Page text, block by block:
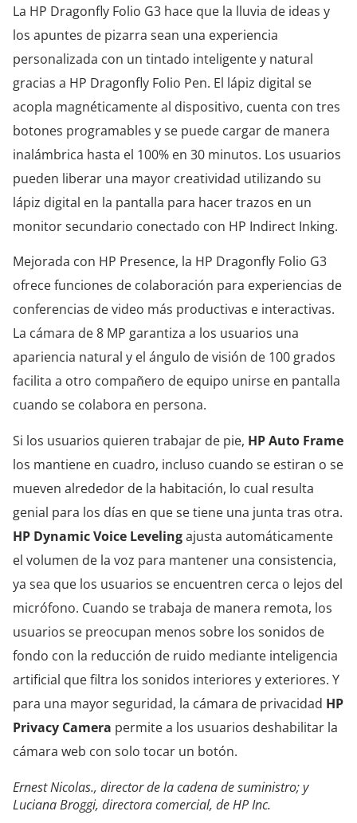
La HP Dragonfly Folio G3 hace que la lluvia de ideas y
los apuntes de pizarra sean una experiencia
personalizada con un tintado inteligente y natural
gracias a HP Dragonfly Folio Pen. El lápiz digital se
acopla magnéticamente al dispositivo, cuenta con tres
botones programables y se puede cargar de manera
inalámbrica hasta el 100% en 30 minutos. Los usuarios
pueden liberar una mayor creatividad utilizando su
lápiz digital en la pantalla para hacer trazos en un
monitor secundario conectado con HP Indirect Inking.
Mejorada con HP Presence, la HP Dragonfly Folio G3
ofrece funciones de colaboración para experiencias de
conferencias de video más productivas e interactivas.
La cámara de 8 MP garantiza a los usuarios una
apariencia natural y el ángulo de visión de 100 grados
facilita a otro compañero de equipo unirse en pantalla
cuando se colabora en persona.
Si los usuarios quieren trabajar de pie, HP Auto Frame
los mantiene en cuadro, incluso cuando se estiran o se
mueven alrededor de la habitación, lo cual resulta
genial para los días en que se tiene una junta tras otra.
HP Dynamic Voice Levelingajusta automáticamente
el volumen de la voz para mantener una consistencia,
ya sea que los usuarios se encuentren cerca o lejos del
micrófono. Cuando se trabaja de manera remota, los
usuarios se preocupan menos sobre los sonidos de
fondo con la reducción de ruido mediante inteligencia
artificial que filtra los sonidos interiores y exteriores. Y
para una mayor seguridad, la cámara de privacidad HP
Privacy Camera permite a los usuarios deshabilitar la
cámara web con solo tocar un botón.
Ernest Nicolas., director de la cadena de suministro; y
Luciana Broggi, directora comercial, de HP Inc.